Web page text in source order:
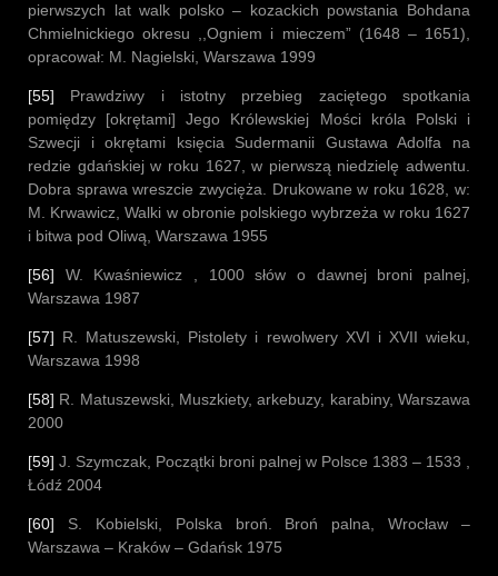
pierwszych lat walk polsko – kozackich powstania Bohdana
Chmielnickiego okresu ,,Ogniem i mieczem” (1648 – 1651),
opracował: M. Nagielski, Warszawa 1999
[55] Prawdziwy i istotny przebieg zaciętego spotkania
pomiędzy [okrętami] Jego Królewskiej Mości króla Polski i
Szwecji i okrętami księcia Sudermanii Gustawa Adolfa na
redzie gdańskiej w roku 1627, w pierwszą niedzielę adwentu.
Dobra sprawa wreszcie zwycięża. Drukowane w roku 1628, w:
M. Krwawicz, Walki w obronie polskiego wybrzeża w roku 1627
i bitwa pod Oliwą, Warszawa 1955
[56] W. Kwaśniewicz , 1000 słów o dawnej broni palnej,
Warszawa 1987
[57] R. Matuszewski, Pistolety i rewolwery XVI i XVII wieku,
Warszawa 1998
[58] R. Matuszewski, Muszkiety, arkebuzy, karabiny, Warszawa
2000
[59] J. Szymczak, Początki broni palnej w Polsce 1383 – 1533 ,
Łódź 2004
[60] S. Kobielski, Polska broń. Broń palna, Wrocław –
Warszawa – Kraków – Gdańsk 1975